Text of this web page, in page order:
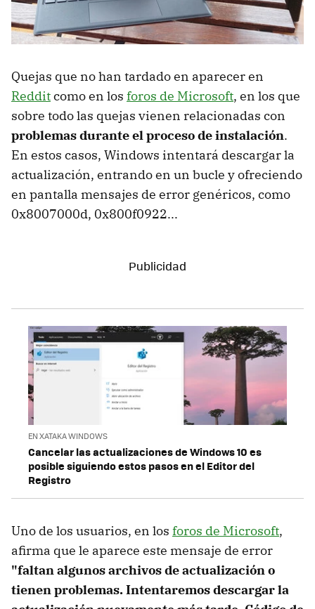
Quejas que no han tardado en aparecer en
Redditcomo en los foros de Microsoft, en los que
sobre todo las quejas vienen relacionadas con
problemas durante el proceso de instalación.
En estos casos, Windows intentará descargar la
actualización, entrando en un bucle y ofreciendo
en pantalla mensajes de error genéricos, como
0x8007000d, 0x800f0922...
EN XATAKA WINDOWS
Cancelar las actualizaciones de Windows 10 es
posible siguiendo estos pasos en el Editor del
Registro
Uno de los usuarios, en los foros de Microsoft,
afirma que le aparece este mensaje de error
"faltan algunos archivos de actualización o
tienen problemas. Intentaremos descargar la